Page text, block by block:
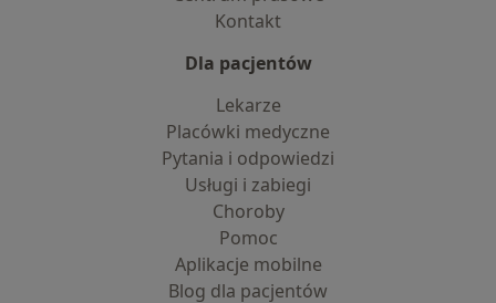
Kontakt
Dla pacjentów
Lekarze
Placówki medyczne
Pytania i odpowiedzi
Usługi i zabiegi
Choroby
Pomoc
Aplikacje mobilne
Blog dla pacjentów